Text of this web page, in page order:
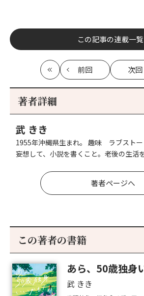
この記事の連載一覧
最
初
前回
記
次回
著者詳細
武 きき
1955年沖縄県生まれ。 趣味 ラブストー
妄想して、小説を書くこと。老後の生活
著者ページへ
この著者の書籍
あら、50歳独身
武 きき